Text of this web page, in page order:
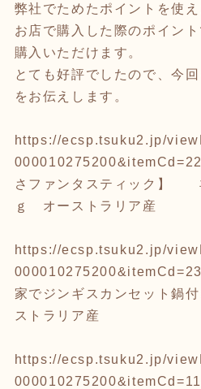
弊社でためたポイントを使
お店で購入した際のポイン
購入いただけます。
とても好評でしたので、今
をお伝えします。
https://ecsp.tsuku2.jp/
さファンタスティック】
ｇ オーストラリア産
https://ecsp.tsuku2.jp/
家でジンギスカンセット鍋
ストラリア産
https://ecsp.tsuku2.jp/